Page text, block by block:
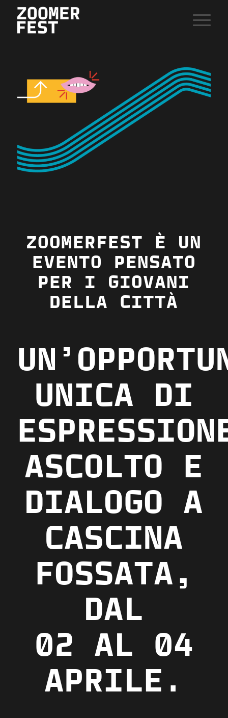
ZOOMERFEST È UN
EVENTO PENSATO
PER I GIOVANI
DELLA CITTÀ
UNICA DI
ASCOLTO E
DIALOGO A
CASCINA
FOSSATA ,
DAL
02 AL 04
APRILE .